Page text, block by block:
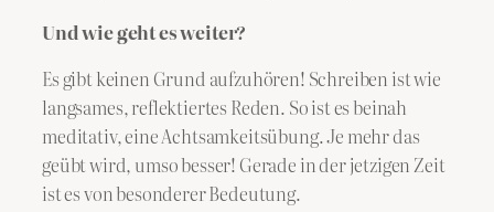
Und wie geht es weiter?
Es gibt keinen Grund aufzuhören! Schreiben ist wie
langsames, reflektiertes Reden. So ist es beinah
meditativ, eine Achtsamkeitsübung. Je mehr das
geübt wird, umso besser! Gerade in der jetzigen Zeit
ist es von besonderer Bedeutung.